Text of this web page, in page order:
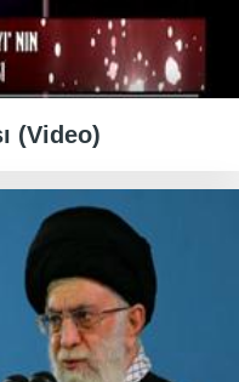
(Video)